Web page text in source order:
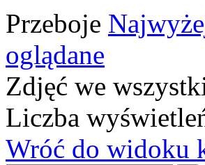
Przeboje
oglądane
Zdjęć we
Liczba
Wróć do widoku